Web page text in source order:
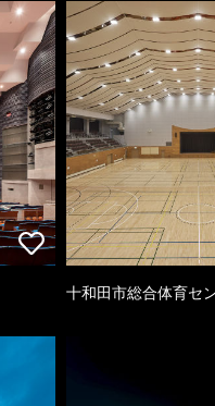
十和田市総合体育セ